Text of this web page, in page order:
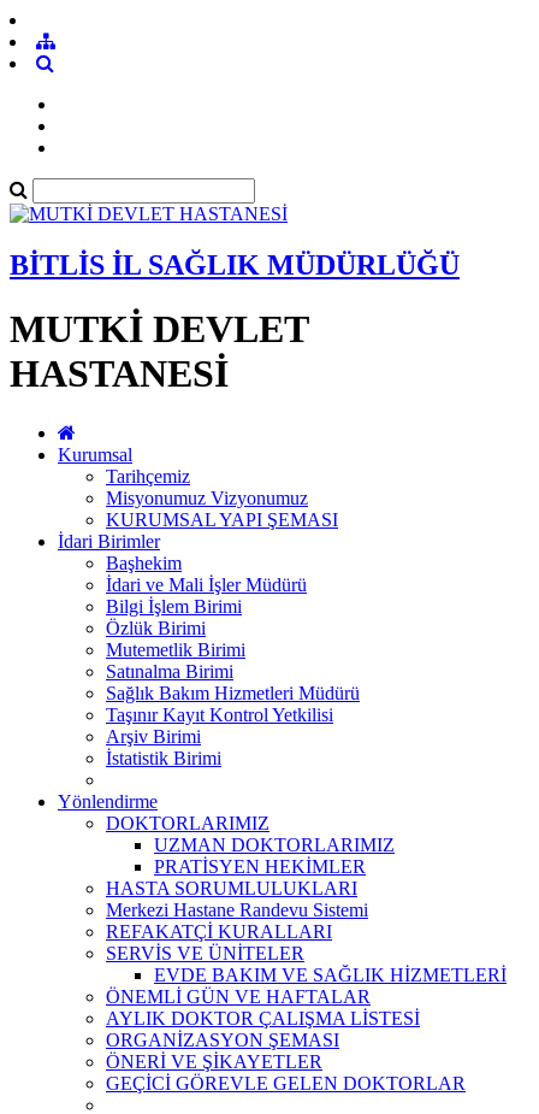
BİTLİS İL SAĞLIK MÜDÜRLÜĞÜ
MUTKİ DEVLET
HASTANESİ
Kurumsal
Tarihçemiz
Misyonumuz Vizyonumuz
KURUMSAL YAPI ŞEMASI
İdari Birimler
Başhekim
İdari ve Mali İşler Müdürü
Bilgi İşlem Birimi
Özlük Birimi
Mutemetlik Birimi
Satınalma Birimi
Sağlık Bakım Hizmetleri Müdürü
Taşınır Kayıt Kontrol Yetkilisi
Arşiv Birimi
İstatistik Birimi
Yönlendirme
DOKTORLARIMIZ
UZMAN DOKTORLARIMIZ
PRATİSYEN HEKİMLER
HASTA SORUMLULUKLARI
Merkezi Hastane Randevu Sistemi
REFAKATÇİ KURALLARI
SERVİS VE ÜNİTELER
EVDE BAKIM VE SAĞLIK HİZMETLERİ
ÖNEMLİ GÜN VE HAFTALAR
AYLIK DOKTOR ÇALIŞMA LİSTESİ
ORGANİZASYON ŞEMASI
ÖNERİ VE ŞİKAYETLER
GEÇİCİ GÖREVLE GELEN DOKTORLAR